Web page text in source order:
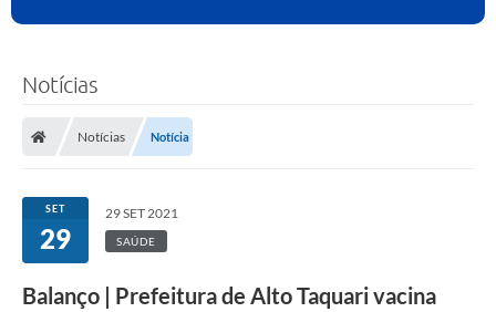
Notícias
Notícias Notícia
SET
29
29 SET 2021
SAÚDE
Balanço | Prefeitura de Alto Taquari vacina